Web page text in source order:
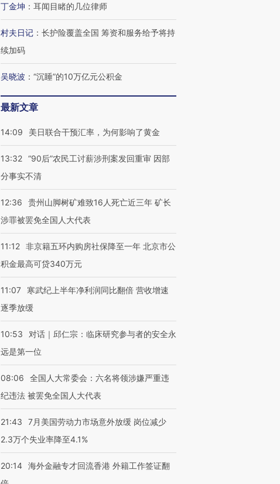
丁金坤 ： 耳闻目睹的几位律师
村夫日记 ： 长护险覆盖全国 筹资和服务给予将持
续加码
吴晓波 ： “沉睡”的10万亿元公积金
最新文章
14:09 美日联合干预汇率，为何影响了黄金
13:32 “90后”农民工讨薪涉刑案发回重审 因部
分事实不清
12:36
贵州山脚树矿难致16人死亡近三年 矿长
涉罪被罢免全国人大代表
11:12 非京籍五环内购房社保降至一年 北京市公
积金最高可贷340万元
11:07
寒武纪上半年净利润同比翻倍 营收增速
逐季放缓
10:53
对话｜邱仁宗：临床研究参与者的安全永
远是第一位
08:06
全国人大常委会：六名将领涉嫌严重违
纪违法 被罢免全国人大代表
21:43
7月美国劳动力市场意外放缓 岗位减少
2.3万个失业率降至4.1%
20:14 海外金融专才回流香港 外籍工作签证翻